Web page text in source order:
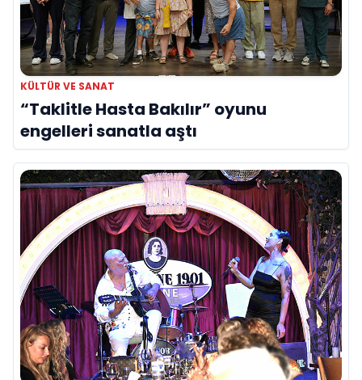
KÜLTÜR VE SANAT
“Taklitle Hasta Bakılır” oyunu
engelleri sanatla aştı